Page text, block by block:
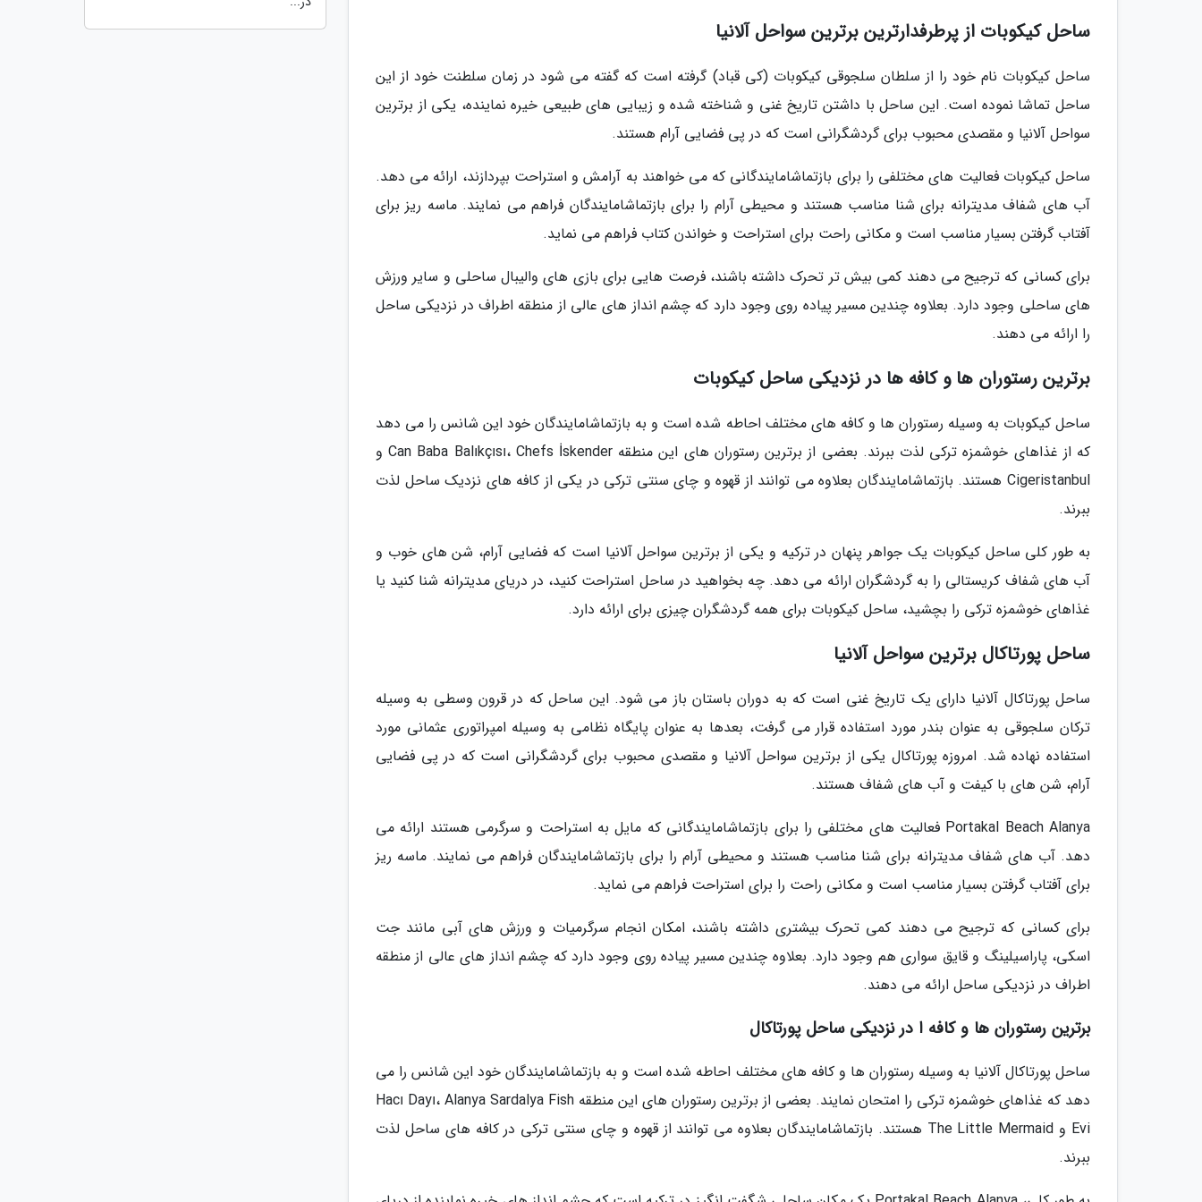
ساحل کیکوبات از پرطرفدارترین برترین سواحل آلانیا
ساحل کیکوبات نام خود را از سلطان سلجوقی کیکوبات (کی قباد) گرفته است که گفته می شود در زمان سلطنت خود از این
ساحل تماشا نموده است. این ساحل با داشتن تاریخ غنی و شناخته شده و زیبایی های طبیعی خیره نماینده، یکی از برترین
سواحل آلانیا و مقصدی محبوب برای گردشگرانی است که در پی فضایی آرام هستند.
ساحل کیکوبات فعالیت های مختلفی را برای بازتماشامایندگانی که می خواهند به آرامش و استراحت بپردازند، ارائه می دهد.
آب های شفاف مدیترانه برای شنا مناسب هستند و محیطی آرام را برای بازتماشامایندگان فراهم می نمایند. ماسه ریز برای
آفتاب گرفتن بسیار مناسب است و مکانی راحت برای استراحت و خواندن کتاب فراهم می نماید.
برای کسانی که ترجیح می دهند کمی بیش تر تحرک داشته باشند، فرصت هایی برای بازی های والیبال ساحلی و سایر ورزش
های ساحلی وجود دارد. بعلاوه چندین مسیر پیاده روی وجود دارد که چشم انداز های عالی از منطقه اطراف در نزدیکی ساحل
را ارائه می دهند.
برترین رستوران ها و کافه ها در نزدیکی ساحل کیکوبات
ساحل کیکوبات به وسیله رستوران ها و کافه های مختلف احاطه شده است و به بازتماشامایندگان خود این شانس را می دهد
که از غذاهای خوشمزه ترکی لذت ببرند. بعضی از برترین رستوران های این منطقه Can Baba Balıkçısı، Chefs İskender و
Cigeristanbul هستند. بازتماشامایندگان بعلاوه می توانند از قهوه و چای سنتی ترکی در یکی از کافه های نزدیک ساحل لذت
ببرند.
به طور کلی ساحل کیکوبات یک جواهر پنهان در ترکیه و یکی از برترین سواحل آلانیا است که فضایی آرام، شن های خوب و
آب های شفاف کریستالی را به گردشگران ارائه می دهد. چه بخواهید در ساحل استراحت کنید، در دریای مدیترانه شنا کنید یا
غذاهای خوشمزه ترکی را بچشید، ساحل کیکوبات برای همه گردشگران چیزی برای ارائه دارد.
ساحل پورتاکال برترین سواحل آلانیا
ساحل پورتاکال آلانیا دارای یک تاریخ غنی است که به دوران باستان باز می شود. این ساحل که در قرون وسطی به وسیله
ترکان سلجوقی به عنوان بندر مورد استفاده قرار می گرفت، بعدها به عنوان پایگاه نظامی به وسیله امپراتوری عثمانی مورد
استفاده نهاده شد. امروزه پورتاکال یکی از برترین سواحل آلانیا و مقصدی محبوب برای گردشگرانی است که در پی فضایی
آرام، شن های با کیفت و آب های شفاف هستند.
Portakal Beach Alanya فعالیت های مختلفی را برای بازتماشامایندگانی که مایل به استراحت و سرگرمی هستند ارائه می
دهد. آب های شفاف مدیترانه برای شنا مناسب هستند و محیطی آرام را برای بازتماشامایندگان فراهم می نمایند. ماسه ریز
برای آفتاب گرفتن بسیار مناسب است و مکانی راحت را برای استراحت فراهم می نماید.
برای کسانی که ترجیح می دهند کمی تحرک بیشتری داشته باشند، امکان انجام سرگرمیات و ورزش های آبی مانند جت
اسکی، پاراسیلینگ و قایق سواری هم وجود دارد. بعلاوه چندین مسیر پیاده روی وجود دارد که چشم انداز های عالی از منطقه
اطراف در نزدیکی ساحل ارائه می دهند.
برترین رستوران ها و کافه ا در نزدیکی ساحل پورتاکال
ساحل پورتاکال آلانیا به وسیله رستوران ها و کافه های مختلف احاطه شده است و به بازتماشامایندگان خود این شانس را می
دهد که غذاهای خوشمزه ترکی را امتحان نمایند. بعضی از برترین رستوران های این منطقه Hacı Dayı، Alanya Sardalya Fish
Evi و The Little Mermaid هستند. بازتماشامایندگان بعلاوه می توانند از قهوه و چای سنتی ترکی در کافه های ساحل لذت
ببرند.